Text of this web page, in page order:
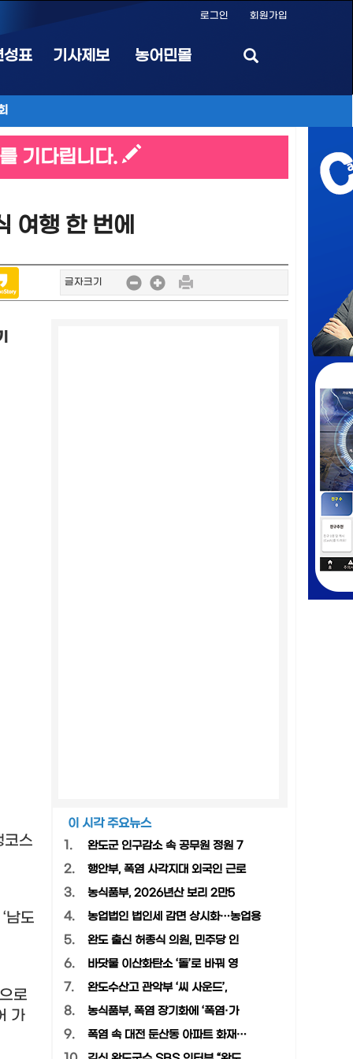
로그인 회원가입
성표 기사제보 농어민몰
기다립니다.
여행 한 번에
글자크기
코스
‘남도
로
가
이 시각 주요뉴스
1.
완도군 인구감소 속 공무원 정원 7
2. 행안부, 폭염 사각지대 외국인 근로
3. 농식품부, 2026년산 보리 2만5
4. 농업법인 법인세 감면 상시화…농업용
5. 완도 출신 허종식 의원, 민주당 인
6. 바닷물 이산화탄소 ‘돌’로 바꿔 영
7. 완도수산고 관악부 ‘씨 사운드’,
8. 농식품부, 폭염 장기화에 ‘폭염·가
9. 폭염 속 대전 둔산동 아파트 화재…